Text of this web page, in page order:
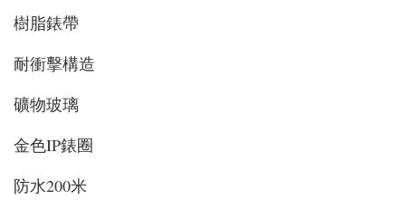
樹脂錶帶
耐衝擊構造
礦物玻璃
金色IP錶圈
防水200米